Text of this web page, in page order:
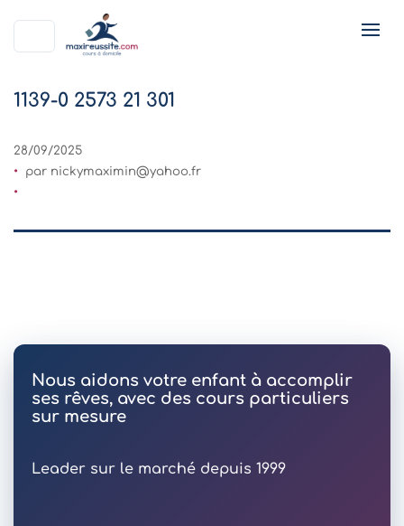
1139-0 2573 21 301
28/09/2025
par nickymaximin@yahoo.fr
Nous aidons votre enfant à accomplir
ses rêves, avec des cours particuliers
sur mesure
Leader sur le marché depuis 1999